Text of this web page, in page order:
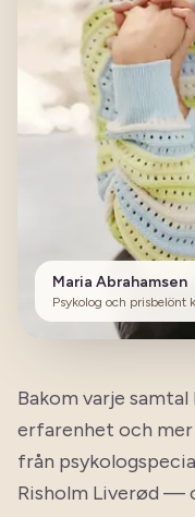
Maria Abrahamsen
Psykolog och prisbelönt
Bakom varje
erfarenhet och
från
Risholm Liverød —